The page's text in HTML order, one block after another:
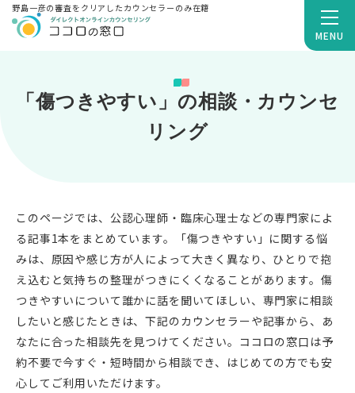
MENU
野島一彦の審査をクリアしたカウンセラーのみ在籍
「傷つきやすい」の相談・カウンセ
リング
このページでは、公認心理師・臨床心理士などの専門家によ
る記事1本をまとめています。「傷つきやすい」に関する悩
みは、原因や感じ方が人によって大きく異なり、ひとりで抱
え込むと気持ちの整理がつきにくくなることがあります。傷
つきやすいについて誰かに話を聞いてほしい、専門家に相談
したいと感じたときは、下記のカウンセラーや記事から、あ
なたに合った相談先を見つけてください。ココロの窓口は予
約不要で今すぐ・短時間から相談でき、はじめての方でも安
心してご利用いただけます。